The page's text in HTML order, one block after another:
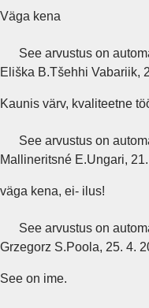
Väga kena
See arvustus on
Eliška B.Tšehhi Vabariik,
Kaunis värv, kvaliteetne
See arvustus on
Mallineritsné E.Ungari,
väga kena, ei- ilus!
See arvustus on
Grzegorz S.Poola, 25. 4.
See on ime.